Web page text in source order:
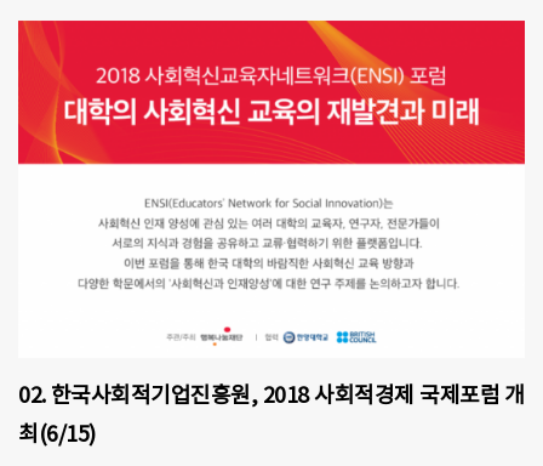
02. 한국사회적기업진흥원, 2018 사회적경제 국제포럼 개
최(6/15)